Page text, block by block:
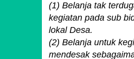
(1) Belanja tak
kegiatan pada sub
lokal Desa.
(2) Belanja untuk
mendesak